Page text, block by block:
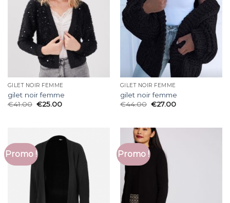
GILET NOIR FEMME
gilet noir femme
€41.00 €25.00
GILET NOIR FEMME
gilet noir femme
€44.00 €27.00
Promo ! Promo !